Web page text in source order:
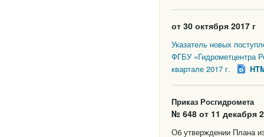
от 30 октября 2017 г
Указатель новых
ФГБУ «Гидрометцентра
квартале 2017 г.
Приказ Росгидромета
№ 648 от 11 декабря
Об утверждении Плана